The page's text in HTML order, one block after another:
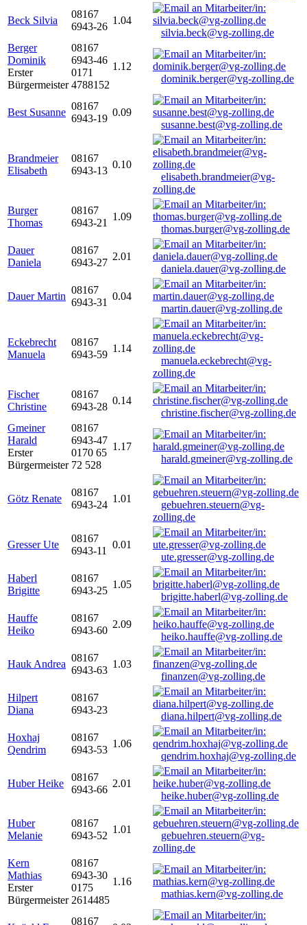
Beck Silvia
08167
6943-26
1.04
silvia.beck@vg-zolling.de
Berger
Dominik
Erster
Bürgermeister
08167
6943-46
0171
4788152
1.12
dominik.berger@vg-zolling.de
Best Susanne
08167
6943-19
0.09
susanne.best@vg-zolling.de
Brandmeier
Elisabeth
08167
6943-13
0.10
elisabeth.brandmeier@vg-
zolling.de
Burger
Thomas
08167
6943-21
1.09
thomas.burger@vg-zolling.de
Dauer
Daniela
08167
6943-27
2.01
daniela.dauer@vg-zolling.de
Dauer Martin
08167
6943-31
0.04
martin.dauer@vg-zolling.de
Eckebrecht
Manuela
08167
6943-59
1.14
manuela.eckebrecht@vg-
zolling.de
Fischer
Christine
08167
6943-28
0.14
christine.fischer@vg-zolling.de
Gmeiner
Harald
Erster
Bürgermeister
08167
6943-47
0170 65
72 528
1.17
harald.gmeiner@vg-zolling.de
Götz Renate
08167
6943-24
1.01
gebuehren.steuern@vg-
zolling.de
Gresser Ute
08167
6943-11
0.01
ute.gresser@vg-zolling.de
Haberl
Brigitte
08167
6943-25
1.05
brigitte.haberl@vg-zolling.de
Hauffe
Heiko
08167
6943-60
2.09
heiko.hauffe@vg-zolling.de
Hauk Andrea
08167
6943-63
1.03
finanzen@vg-zolling.de
Hilpert
Diana
08167
6943-23
diana.hilpert@vg-zolling.de
Hoxhaj
Qendrim
08167
6943-53
1.06
qendrim.hoxhaj@vg-zolling.de
Huber Heike
08167
6943-66
2.01
heike.huber@vg-zolling.de
Huber
Melanie
08167
6943-52
1.01
gebuehren.steuern@vg-
zolling.de
Kern
Mathias
Erster
Bürgermeister
08167
6943-30
0175
2614485
1.16
mathias.kern@vg-zolling.de
08167